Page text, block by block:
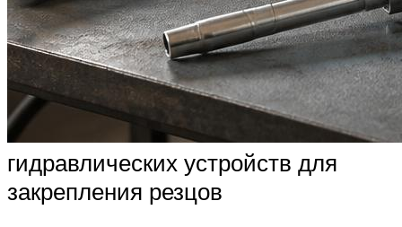
гидравлических устройств для
закрепления резцов